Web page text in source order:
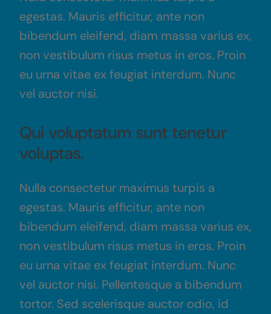
egestas. Mauris efficitur, ante non
bibendum eleifend, diam massa varius ex,
non vestibulum risus metus in eros. Proin
eu urna vitae ex feugiat interdum. Nunc
vel auctor nisi.
Qui voluptatum sunt tenetur
voluptas.
Nulla consectetur maximus turpis a
egestas. Mauris efficitur, ante non
bibendum eleifend, diam massa varius ex,
non vestibulum risus metus in eros. Proin
eu urna vitae ex feugiat interdum. Nunc
vel auctor nisi. Pellentesque a bibendum
tortor. Sed scelerisque auctor odio, id